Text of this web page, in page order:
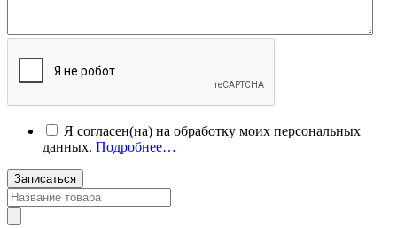
Я согласен(на) на обработку моих персональных
данных. Подробнее…
Записаться